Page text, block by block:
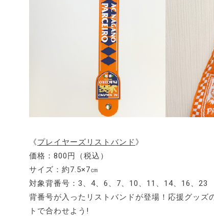
《プレイヤーズリストバンド 》
価格：800円（税込）
サイズ：約7.5×7㎝
対象背番号：3、4、6、7、10、11、14、16、23
背番号が入ったリストバンドが登場！応援グッ
トで合わせよう!